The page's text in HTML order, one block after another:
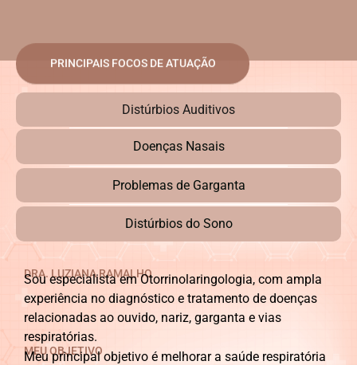
PRINCIPAIS FOCOS DE ATUAÇÃO
DRA. LUZIANA RAMALHO
Sou especialista em Otorrinolaringologia, com ampla
experiência no diagnóstico e tratamento de doenças
relacionadas ao ouvido, nariz, garganta e vias
respiratórias.
MEU OBJETIVO
Meu principal objetivo é melhorar a saúde respiratória
Distúrbios Auditivos
Doenças Nasais
Problemas de Garganta
Distúrbios do Sono